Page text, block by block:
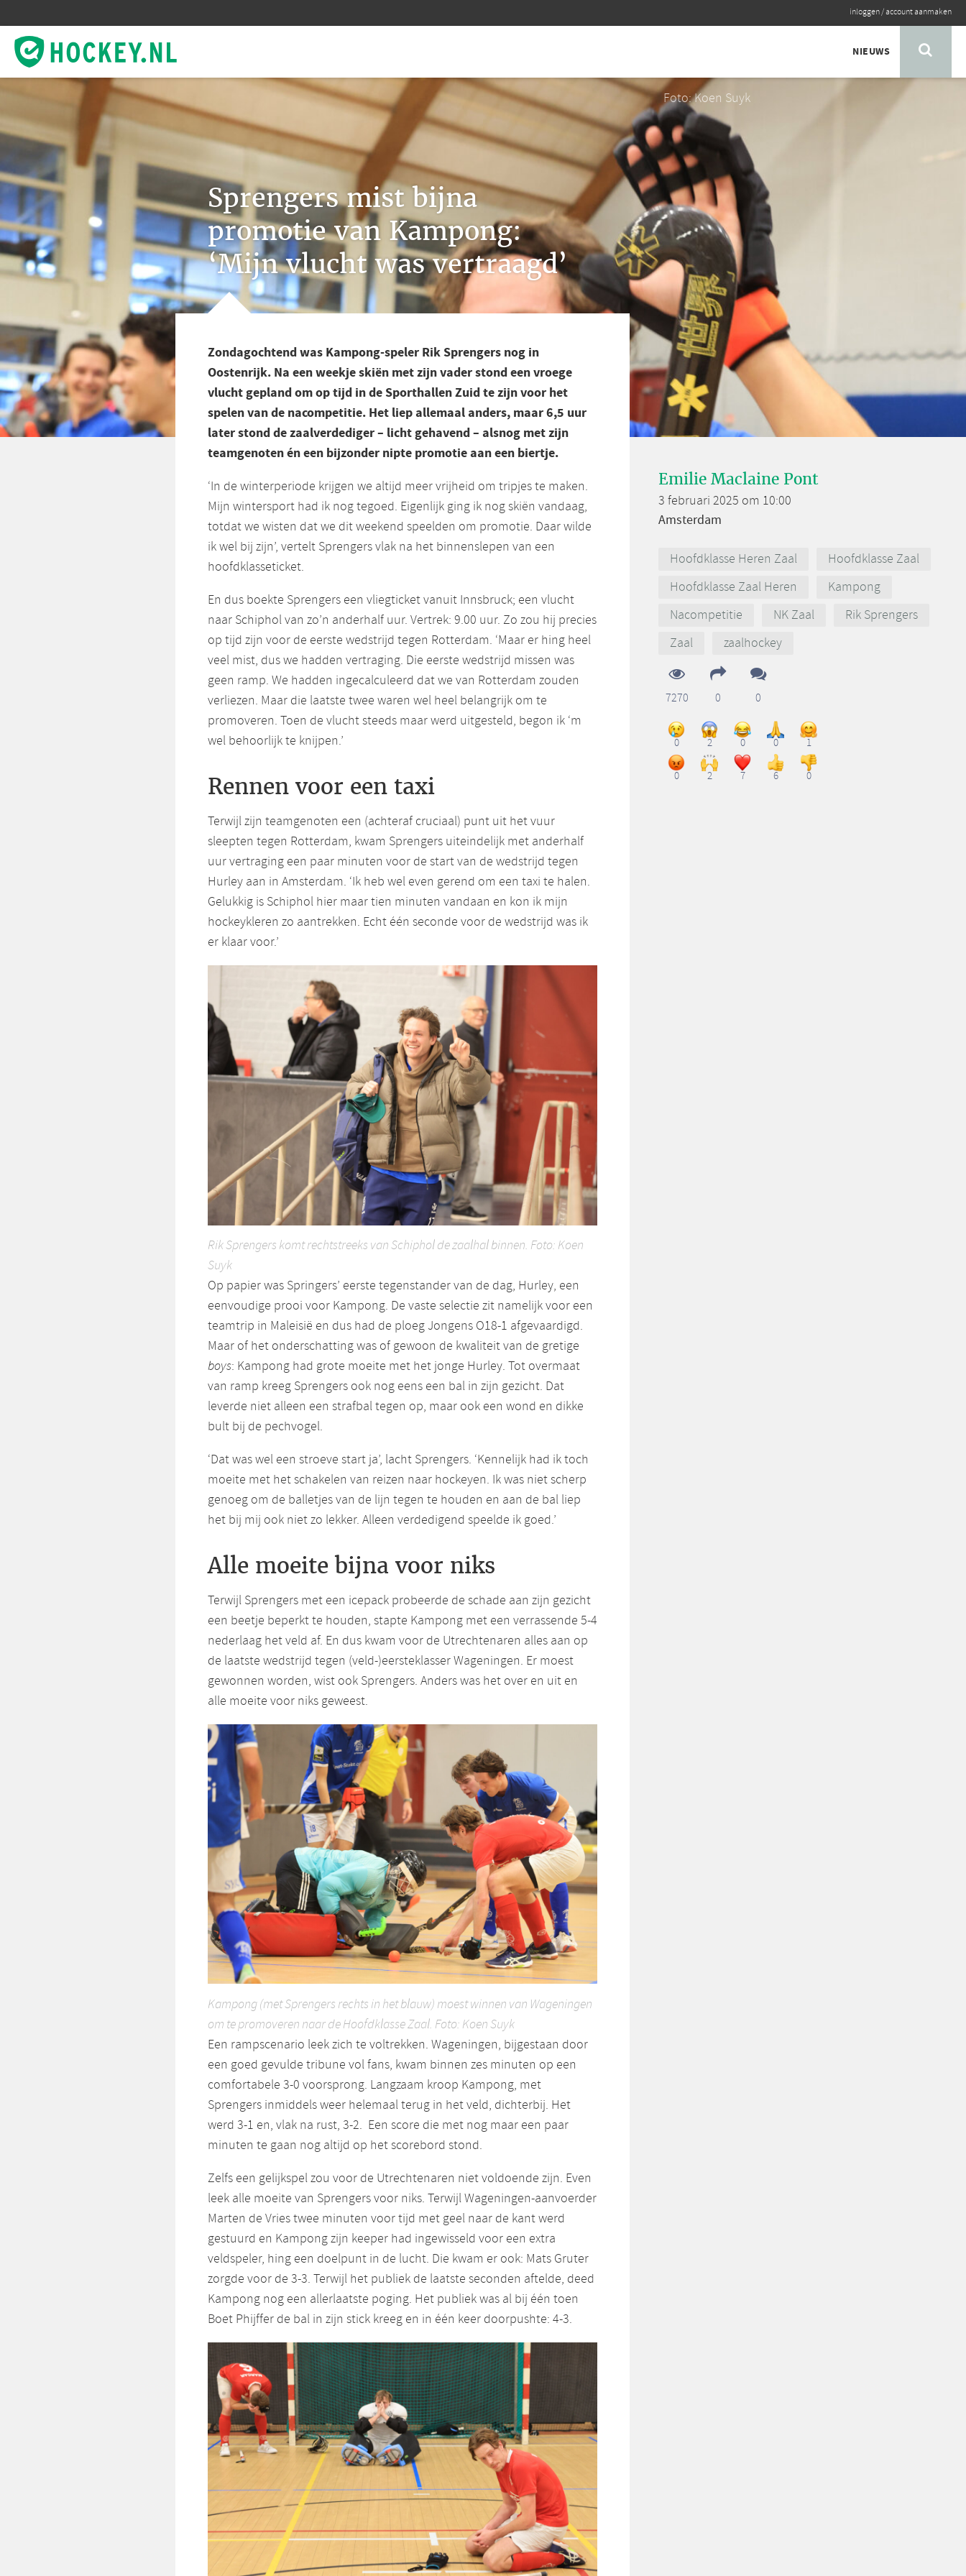
inloggen/account aanmaken
NIEUWS
Foto: Koen Suyk
Sprengers mist bijna
promotie van Kampong:
‘Mijn vlucht was vertraagd’
Zondagochtend was Kampong-speler Rik Sprengers nog in
Oostenrijk. Na een weekje skiën met zijn vader stond een vroege
vlucht gepland om op tijd in de Sporthallen Zuid te zijn voor het
spelen van de nacompetitie. Het liep allemaal anders, maar 6,5 uur
later stond de zaalverdediger – licht gehavend – alsnog met zijn
teamgenoten én een bijzonder nipte promotie aan een biertje.
‘In de winterperiode krijgen we altijd meer vrijheid om tripjes te maken.
Mijn wintersport had ik nog tegoed. Eigenlijk ging ik nog skiën vandaag,
totdat we wisten dat we dit weekend speelden om promotie. Daar wilde
ik wel bij zijn’, vertelt Sprengers vlak na het binnenslepen van een
hoofdklasseticket.
En dus boekte Sprengers een vliegticket vanuit Innsbruck; een vlucht
naar Schiphol van zo’n anderhalf uur. Vertrek: 9.00 uur. Zo zou hij precies
op tijd zijn voor de eerste wedstrijd tegen Rotterdam. ‘Maar er hing heel
veel mist, dus we hadden vertraging. Die eerste wedstrijd missen was
geen ramp. We hadden ingecalculeerd dat we van Rotterdam zouden
verliezen. Maar die laatste twee waren wel heel belangrijk om te
promoveren. Toen de vlucht steeds maar werd uitgesteld, begon ik ‘m
wel behoorlijk te knijpen.’
Rennen voor een taxi
Terwijl zijn teamgenoten een (achteraf cruciaal) punt uit het vuur
sleepten tegen Rotterdam, kwam Sprengers uiteindelijk met anderhalf
uur vertraging een paar minuten voor de start van de wedstrijd tegen
Hurley aan in Amsterdam. ‘Ik heb wel even gerend om een taxi te halen.
Gelukkig is Schiphol hier maar tien minuten vandaan en kon ik mijn
hockeykleren zo aantrekken. Echt één seconde voor de wedstrijd was ik
er klaar voor.’
Rik Sprengers komt rechtstreeks van Schiphol de zaalhal binnen. Foto: Koen
Suyk
Op papier was Springers’ eerste tegenstander van de dag, Hurley, een
eenvoudige prooi voor Kampong. De vaste selectie zit namelijk voor een
teamtrip in Maleisië en dus had de ploeg Jongens O18-1 afgevaardigd.
Maar of het onderschatting was of gewoon de kwaliteit van de gretige
boys: Kampong had grote moeite met het jonge Hurley. Tot overmaat
van ramp kreeg Sprengers ook nog eens een bal in zijn gezicht. Dat
leverde niet alleen een strafbal tegen op, maar ook een wond en dikke
bult bij de pechvogel.
‘Dat was wel een stroeve start ja’, lacht Sprengers. ‘Kennelijk had ik toch
moeite met het schakelen van reizen naar hockeyen. Ik was niet scherp
genoeg om de balletjes van de lijn tegen te houden en aan de bal liep
het bij mij ook niet zo lekker. Alleen verdedigend speelde ik goed.’
Alle moeite bijna voor niks
Terwijl Sprengers met een icepack probeerde de schade aan zijn gezicht
een beetje beperkt te houden, stapte Kampong met een verrassende 5-4
nederlaag het veld af. En dus kwam voor de Utrechtenaren alles aan op
de laatste wedstrijd tegen (veld-)eersteklasser Wageningen. Er moest
gewonnen worden, wist ook Sprengers. Anders was het over en uit en
alle moeite voor niks geweest.
Kampong (met Sprengers rechts in het blauw) moest winnen van Wageningen
om te promoveren naar de Hoofdklasse Zaal. Foto: Koen Suyk
Een rampscenario leek zich te voltrekken. Wageningen, bijgestaan door
een goed gevulde tribune vol fans, kwam binnen zes minuten op een
comfortabele 3-0 voorsprong. Langzaam kroop Kampong, met
Sprengers inmiddels weer helemaal terug in het veld, dichterbij. Het
werd 3-1 en, vlak na rust, 3-2. Een score die met nog maar een paar
minuten te gaan nog altijd op het scorebord stond.
Zelfs een gelijkspel zou voor de Utrechtenaren niet voldoende zijn. Even
leek alle moeite van Sprengers voor niks. Terwijl Wageningen-aanvoerder
Marten de Vries twee minuten voor tijd met geel naar de kant werd
gestuurd en Kampong zijn keeper had ingewisseld voor een extra
veldspeler, hing een doelpunt in de lucht. Die kwam er ook: Mats Gruter
zorgde voor de 3-3. Terwijl het publiek de laatste seconden aftelde, deed
Kampong nog een allerlaatste poging. Het publiek was al bij één toen
Boet Phijffer de bal in zijn stick kreeg en in één keer doorpushte: 4-3.
Emilie Maclaine Pont
3 februari 2025 om 10:00
Amsterdam
Hoofdklasse Heren Zaal
Hoofdklasse Zaal
Hoofdklasse Zaal Heren
Kampong
Nacompetitie
NK Zaal
Rik Sprengers
Zaal
zaalhockey
7270 0 0
0 2 0 0 1
0 2 7 6 0